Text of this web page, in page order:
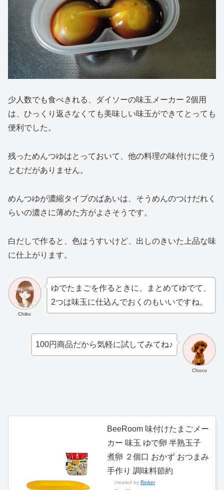
少人数でも食べきれる、ダイソーの味玉メーカー 2個用
は、ひっくり返さなくても美味しい味玉ができてとっても
便利でした。
残っためんつゆはとっておいて、他の料理の味付けに使う
とむだがありません。
めんつゆが濃縮タイプのばあいは、そうめんのつけだれく
らいの濃さに薄めた方がよさそうです。
白だしで作ると、色はうすいけど、出しのきいた上品な味
に仕上がります。
Chiko
ゆでたまごを作るときに、まとめてゆでて、
2つは味玉に仕込んでおくのもいいですね。
Choco
100円商品だから気軽に試してみてね♪
BeeRoom 味付けたまごメー
カー 味玉 ゆで卵 半熟玉子
煮卵 ２個口 おかず おつまみ
手作り 調味料節約
created by Rinker